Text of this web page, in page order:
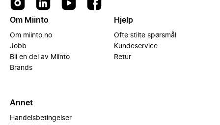
Om Miinto
Om miinto.no
Jobb
Bli en del av Miinto
Brands
Hjelp
Ofte stilte spørsmål
Kundeservice
Retur
Annet
Handelsbetingelser